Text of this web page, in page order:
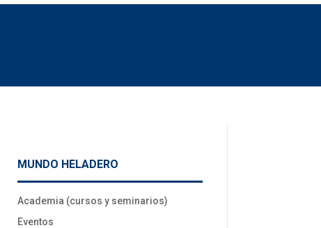
MUNDO HELADERO
Academia (cursos y seminarios)
Eventos